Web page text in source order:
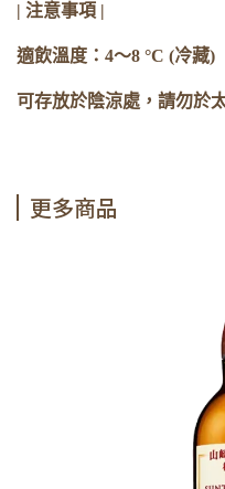
| 注意事項 |
適飲溫度：4～8 °C (冷藏)
可存放於陰涼處，請勿於
更多商品